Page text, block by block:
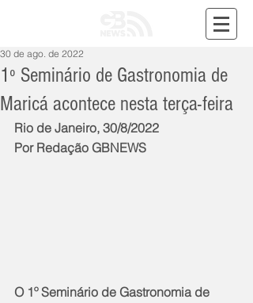
1º Seminário de Gastronomia de
Maricá acontece nesta terça-feira
30 de ago. de 2022
Rio de Janeiro, 30/8/2022
Por Redação GBNEWS
O 1º Seminário de Gastronomia de